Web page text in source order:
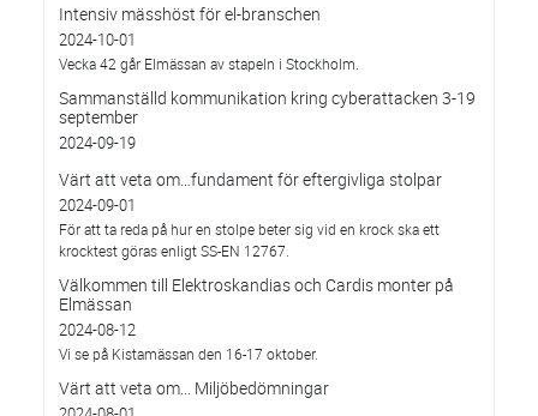
Intensiv mässhöst för el-branschen
2024-10-01
Vecka 42 går Elmässan av stapeln i Stockholm.
Sammanställd kommunikation kring cyberattacken 3-19
september
2024-09-19
Värt att veta om…fundament för eftergivliga stolpar
2024-09-01
För att ta reda på hur en stolpe beter sig vid en krock ska ett
krocktest göras enligt SS-EN 12767.
Välkommen till Elektroskandias och Cardis monter på
Elmässan
2024-08-12
Vi se på Kistamässan den 16-17 oktober.
Värt att veta om... Miljöbedömningar